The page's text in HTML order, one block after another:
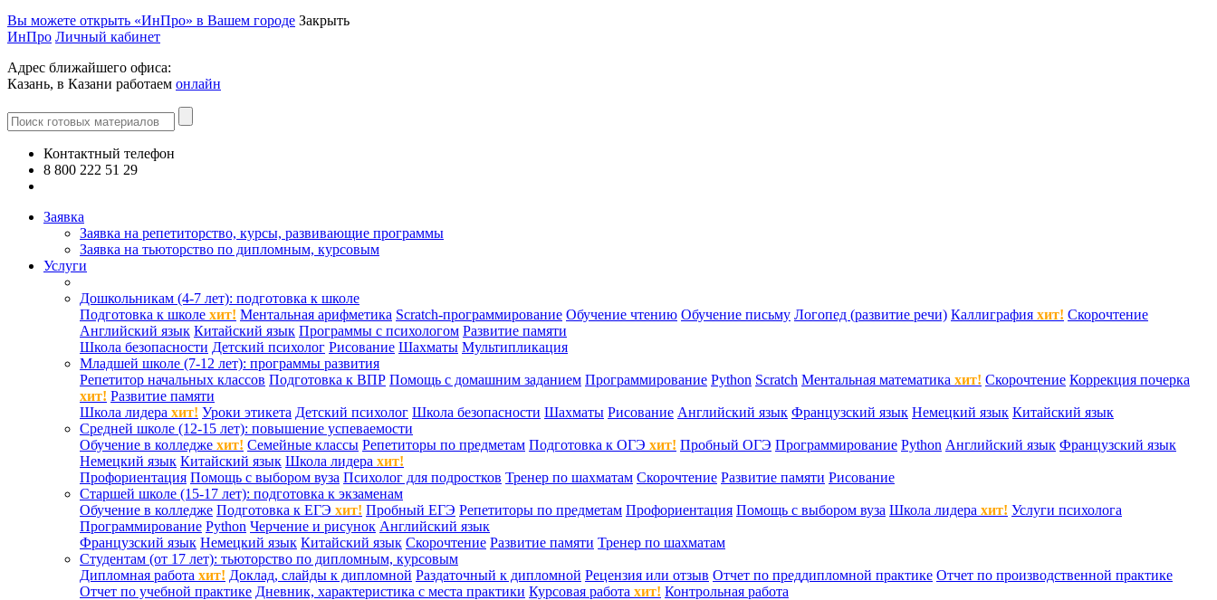
Вы можете открыть «ИнПро» в Вашем городе Закрыть
ИнПро Личный кабинет
Адрес ближайшего офиса:
Казань, в Казани работаем онлайн
Контактный телефон
8 800 222 51 29
Заявка
Заявка на репетиторство, курсы, развивающие программы
Заявка на тьюторство по дипломным, курсовым
Услуги
Дошкольникам (4-7 лет): подготовка к школе
Подготовка к школе хит! Ментальная арифметика Scratch-программирование Обучение чтению Обучение письму Логопед (развитие речи) Каллиграфия хит! Скорочтение
Английский язык Китайский язык Программы с психологом Развитие памяти
Школа безопасности Детский психолог Рисование Шахматы Мультипликация
Младшей школе (7-12 лет): программы развития
Репетитор начальных классов Подготовка к ВПР Помощь с домашним заданием Программирование Python Scratch Ментальная математика хит! Скорочтение Коррекция почерка
хит! Развитие памяти
Школа лидера хит! Уроки этикета Детский психолог Школа безопасности Шахматы Рисование Английский язык Французский язык Немецкий язык Китайский язык
Средней школе (12-15 лет): повышение успеваемости
Обучение в колледже хит! Семейные классы Репетиторы по предметам Подготовка к ОГЭ хит! Пробный ОГЭ Программирование Python Английский язык Французский язык
Немецкий язык Китайский язык Школа лидера хит!
Профориентация Помощь с выбором вуза Психолог для подростков Тренер по шахматам Скорочтение Развитие памяти Рисование
Старшей школе (15-17 лет): подготовка к экзаменам
Обучение в колледже Подготовка к ЕГЭ хит! Пробный ЕГЭ Репетиторы по предметам Профориентация Помощь с выбором вуза Школа лидера хит! Услуги психолога
Программирование Python Черчение и рисунок Английский язык
Французский язык Немецкий язык Китайский язык Скорочтение Развитие памяти Тренер по шахматам
Студентам (от 17 лет): тьюторство по дипломным, курсовым
Дипломная работа хит! Доклад, слайды к дипломной Раздаточный к дипломной Рецензия или отзыв Отчет по преддипломной практике Отчет по производственной практике
Отчет по учебной практике Дневник, характеристика с места практики Курсовая работа хит! Контрольная работа